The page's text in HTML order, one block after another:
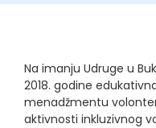
Na imanju Udruge u
2018. godine
menadžmentu
aktivnosti inkluzivnog